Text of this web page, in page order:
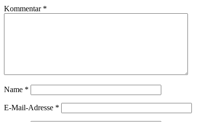
Kommentar *
Name *
E-Mail-Adresse *